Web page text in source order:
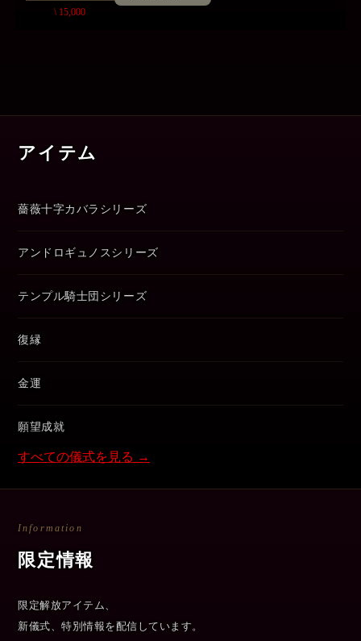
\ 15,000
アイテム
薔薇十字カバラシリーズ
アンドロギュノスシリーズ
テンプル騎士団シリーズ
復縁
金運
願望成就
すべての儀式を見る →
Information
限定情報
限定解放アイテム、
新儀式、特別情報を配信しています。